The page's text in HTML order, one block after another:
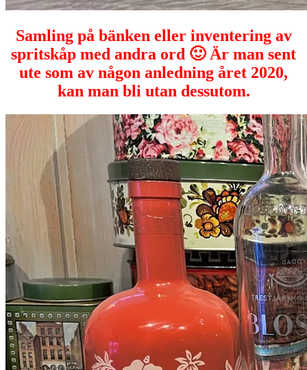
Samling på bänken eller inventering av
spritskåp med andra ord 🙂 Är man sent
ute som av någon anledning året 2020,
kan man bli utan dessutom.